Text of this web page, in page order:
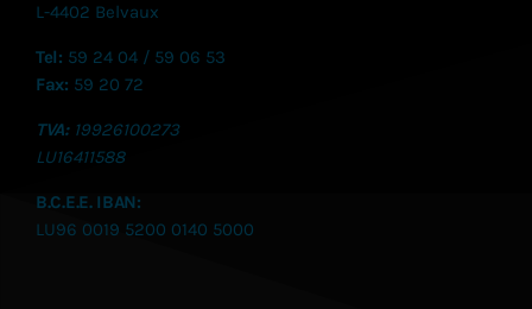
L-4402 Belvaux
Tel: 59 24 04 / 59 06 53
Fax: 59 20 72
TVA: 19926100273
LU16411588
B.C.E.E. IBAN:
LU96 0019 5200 0140 5000